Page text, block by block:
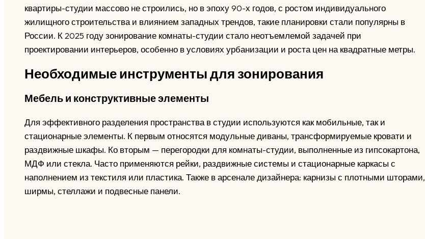
квартиры-студии массово не строились, но в эпоху 90-х годов, с ростом индивидуального
жилищного строительства и влиянием западных трендов, такие планировки стали популярны в
России. К 2025 году зонирование комнаты-студии стало неотъемлемой задачей при
проектировании интерьеров, особенно в условиях урбанизации и роста цен на квадратные метры.
Необходимые инструменты для зонирования
Мебель и конструктивные элементы
Для эффективного разделения пространства в студии используются как мобильные, так и
стационарные элементы. К первым относятся модульные диваны, трансформируемые кровати и
раздвижные шкафы. Ко вторым — перегородки для комнаты-студии, выполненные из гипсокартона,
МДФ или стекла. Часто применяются рейки, раздвижные системы и стационарные каркасы с
наполнением из текстиля или пластика. Также в арсенале дизайнера: карнизы с плотными шторами,
ширмы, стеллажи и подвесные панели.